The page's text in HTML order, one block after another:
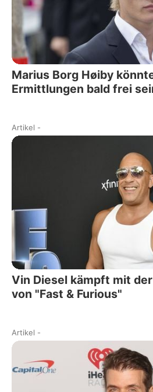
Marius Borg Høiby
Ermittlungen bald frei
Artikel -
Vin Diesel kämpft mit
von "Fast & Furious"
Artikel -